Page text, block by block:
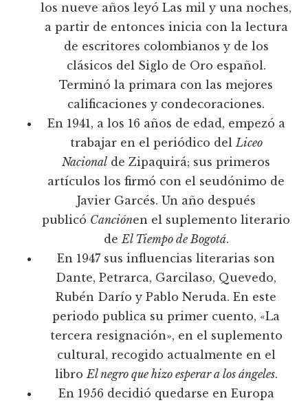
los nueve años leyó Las mil y una noches,
a partir de entonces inicia con la lectura
de escritores colombianos y de los
clásicos del Siglo de Oro español.
Terminó la primara con las mejores
calificaciones y condecoraciones.
En 1941, a los 16 años de edad, empezó a
trabajar en el periódico delLiceo
Nacional de Zipaquirá; sus primeros
artículos los firmó con el seudónimo de
Javier Garcés. Un año después
publicó Canciónen el suplemento literario
deEl Tiempo de Bogotá.
En 1947 sus influencias literarias son
Dante, Petrarca, Garcilaso, Quevedo,
Rubén Darío y Pablo Neruda. En este
periodo publica su primer cuento, «La
tercera resignación», en el suplemento
cultural, recogido actualmente en el
libroEl negro que hizo esperar a los ángeles.
En 1956 decidió quedarse en Europa